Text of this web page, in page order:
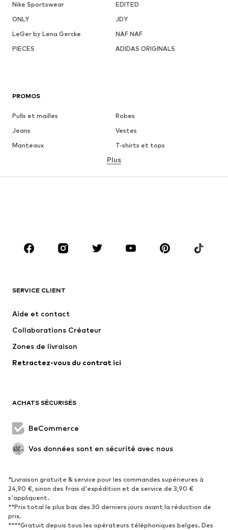
Nike Sportswear
EDITED
ONLY
JDY
LeGer by Lena Gercke
NAF NAF
PIECES
ADIDAS ORIGINALS
PROMOS
Pulls et mailles
Robes
Jeans
Vestes
Manteaux
T-shirts et tops
Lingerie
Jupes
Blouses et tuniques
Accessoires
Premium
Nouveautés
Lingerie
Manteaux
Jupes
Occasions spéciales
Nouveautés
Tendance
Baskets
Escarpins et talons hauts
Bottes
Sandales
Chaussures basses
Plus
SERVICE CLIENT
Aide et contact
Collaborations Créateur
Zones de livraison
Retractez-vous du contrat ici
ACHATS SÉCURISÉS
BeCommerce
Vos données sont en sécurité avec nous
*Livraison gratuite & service pour les commandes supérieures à
24,90 €, sinon des frais d'expédition et de service de 3,90 €
s'appliquent.
**Prix total le plus bas des 30 derniers jours avant la réduction de
prix.
****Gratuit depuis tous les opérateurs téléphoniques belges. Des